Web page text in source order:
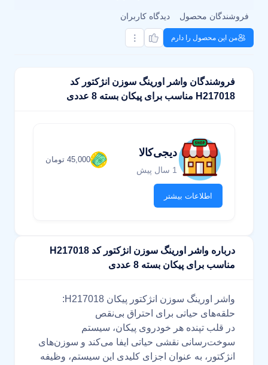
فروشندگان محصول دیدگاه کاربران
من این محصول را دارم
فروشندگان واشر اورینگ سوزن انژکتور کد
H217018 مناسب برای پیکان بسته 8 عددی
دیجی‌کالا
1 سال پیش
45,000 تومان
اطلاعات بیشتر
درباره واشر اورینگ سوزن انژکتور کد H217018
مناسب برای پیکان بسته 8 عددی
واشر اورینگ سوزن انژکتور پیکان H217018:
حلقه‌های حیاتی برای احتراق بی‌نقص
در قلب تپنده هر خودروی پیکان، سیستم
سوخت‌رسانی نقشی حیاتی ایفا می‌کند و سوزن‌های
انژکتور، به عنوان اجزای کلیدی این سیستم، وظیفه